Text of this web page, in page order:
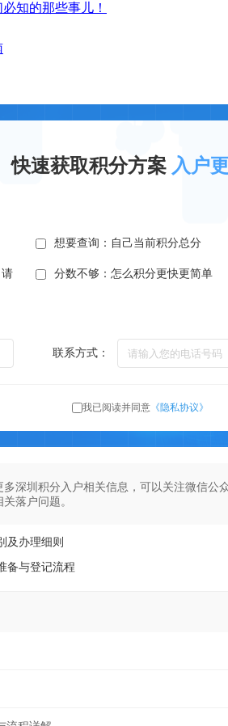
知的那些事儿！
快速获取积分方案 入户
想要查询：自己当前积分总分
分数不够：怎么积分更快更简单
联系方式：
我已阅读并同意《隐私协议》
深圳积分入户相关信息，可以关注微信公
落户问题。
及办理细则
备与登记流程